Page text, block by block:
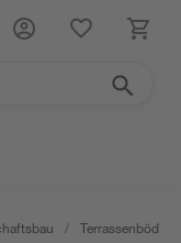
/ Terrassenböden